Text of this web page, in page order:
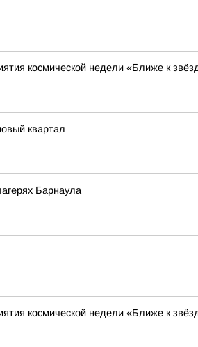
космической недели «Ближе к
квартал
Барнаула
космической недели «Ближе к